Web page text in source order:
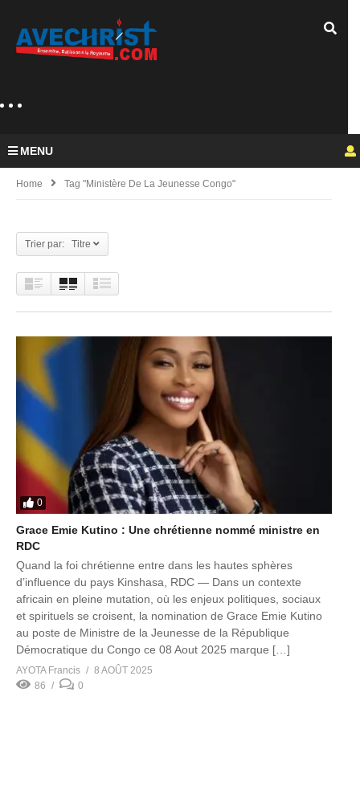
MENU
Home Tag "Ministère De La Jeunesse Congo"
Trier par: Titre
0
Grace Emie Kutino : Une chrétienne nommé ministre en
RDC
Quand la foi chrétienne entre dans les hautes sphères
d’influence du pays Kinshasa, RDC — Dans un contexte
africain en pleine mutation, où les enjeux politiques, sociaux
et spirituels se croisent, la nomination de Grace Emie Kutino
au poste de Ministre de la Jeunesse de la République
Démocratique du Congo ce 08 Aout 2025 marque […]
AYOTA Francis
8 AOÛT 2025
86
0